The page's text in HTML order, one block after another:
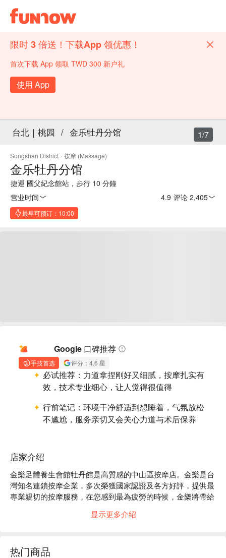
限时 3 倍送！下载App 领优惠！
首次下载 App 领取 TWD 300 新户礼
使用 App
台北｜桃园 / 金乐牡丹分馆
Songshan District · 按摩 (Massage)
金乐牡丹分馆
捷運 國父紀念館站，步行 10 分鐘
营业时间
4.9 评论 2,405
最早可预订：10:00
1/7
Google 口碑推荐
手技首选 评分：4.6 星
必试推荐： 力道拿捏刚好又细腻，按摩扎实有
效，技术专业细心，让人觉得很值得
行前笔记： 环境干净舒适到想睡着，气氛放松
不尴尬，服务亲切又会关心力道与术后保养
店家介绍
金樂足體養生會館牡丹館是高質感的中山區按摩店。金樂是台
灣知名連鎖按摩企業，多次榮獲國家認證及各方好評，提供最
專業親切的按摩服務，在您感到最為疲勞的時候，金樂將帶給
金樂評價：Google 4.5 星、平台 4.8 星好評
心靈都放鬆。
显示更多介绍
热门商品